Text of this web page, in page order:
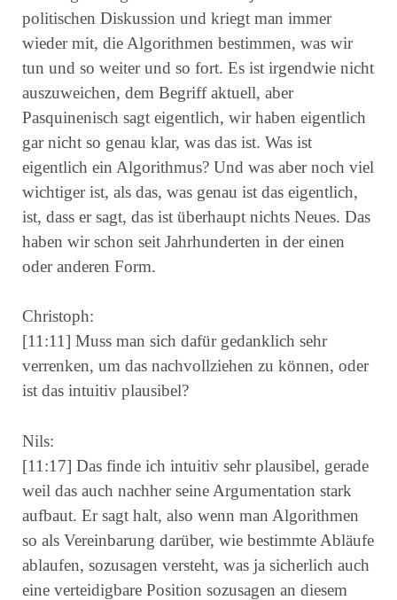
politischen Diskussion und kriegt man immer
wieder mit, die Algorithmen bestimmen, was wir
tun und so weiter und so fort. Es ist irgendwie nicht
auszuweichen, dem Begriff aktuell, aber
Pasquinenisch sagt eigentlich, wir haben eigentlich
gar nicht so genau klar, was das ist. Was ist
eigentlich ein Algorithmus? Und was aber noch viel
wichtiger ist, als das, was genau ist das eigentlich,
ist, dass er sagt, das ist überhaupt nichts Neues. Das
haben wir schon seit Jahrhunderten in der einen
oder anderen Form.
Christoph:
[11:11] Muss man sich dafür gedanklich sehr
verrenken, um das nachvollziehen zu können, oder
ist das intuitiv plausibel?
Nils:
[11:17] Das finde ich intuitiv sehr plausibel, gerade
weil das auch nachher seine Argumentation stark
aufbaut. Er sagt halt, also wenn man Algorithmen
so als Vereinbarung darüber, wie bestimmte Abläufe
ablaufen, sozusagen versteht, was ja sicherlich auch
eine verteidigbare Position sozusagen an diesem